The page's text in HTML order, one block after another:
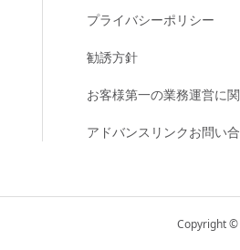
プライバシーポリシー
勧誘方針
お客様第一の業務運営に
アドバンスリンクお問い
Copyright ©